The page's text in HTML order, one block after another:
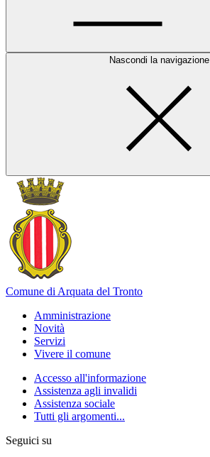
Nascondi la navigazione
Comune di Arquata del Tronto
Amministrazione
Novità
Servizi
Vivere il comune
Accesso all'informazione
Assistenza agli invalidi
Assistenza sociale
Tutti gli argomenti...
Seguici su